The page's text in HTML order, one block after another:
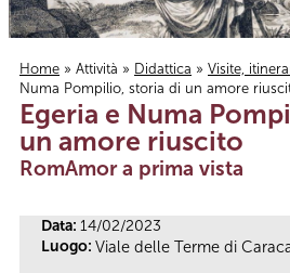
Tu sei qui
Home » Attività » Didattica » Visite,
Numa Pompilio, storia di un amore
Egeria e Numa
un amore riuscito
RomAmor a prima vista
Data: 14/02/2023
Luogo: Viale delle Terme di